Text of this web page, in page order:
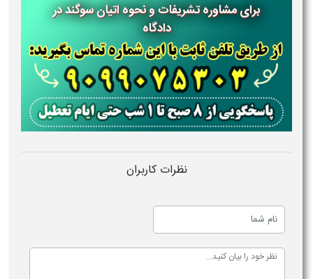
برای مشاوره تشریفات و نحوه اتیان سوگند در
دادگاه
نظرات کاربران